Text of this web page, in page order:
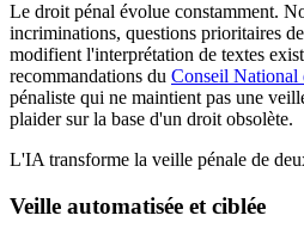
Le droit pénal évolue constamment.
incriminations, questions prioritaires
modifient l'interprétation de textes
recommandations du Conseil National
pénaliste qui ne maintient pas une
plaider sur la base d'un droit obsolète.
L'IA transforme la veille pénale de
Veille automatisée et ciblée